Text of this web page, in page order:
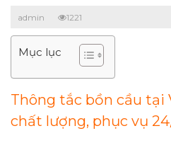
admin 1221
Mục lục
Thông tắc bồn cầu tại
chất lượng, phục vụ